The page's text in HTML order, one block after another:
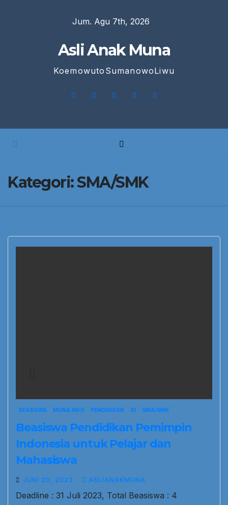
Jum. Agu 7th, 2026
Asli Anak Muna
KoemowutoSumanowoLiwu
Kategori:SMA/SMK
BEASISWA MUNA.INFO PENDIDIKAN S1 SMA/SMK
Beasiswa Pendidikan Pemimpin
Indonesia untuk Pelajar dan
Mahasiswa
JUNI 20, 2023 ASLIANAKMUNA
Deadline : 31 Juli 2023, Total Beasiswa : 4